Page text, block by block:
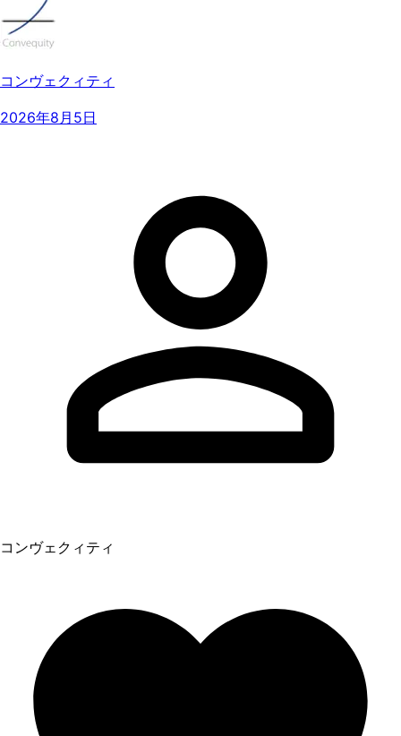
コンヴェクィティ
2026年8月5日
コンヴェクィティ